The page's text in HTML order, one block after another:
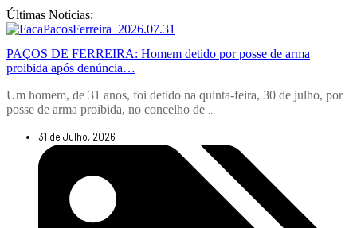
Últimas Notícias:
PAÇOS DE FERREIRA: Homem detido por posse de arma
proibida após denúncia…
Um homem, de 31 anos, foi detido na quinta-feira, 30 de julho, por
posse de arma proibida, no concelho de
31 de Julho, 2026